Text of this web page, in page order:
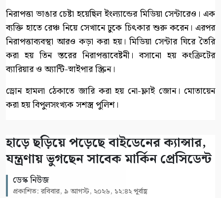
নিরাপত্তা ভাঙার চেষ্টা হয়েছিল ইংল্যান্ডের মিডিয়া সেন্টারেও। এক
ব্যক্তি হাতে রেঞ্চ নিয়ে সেখানে ঢুকে চিৎকার শুরু করেন। এরপর
নিরাপত্তাব্যবস্থা আরও কড়া করা হয়। মিডিয়া সেন্টার ঘিরে তৈরি
করা হয় তিন স্তরের নিরাপত্তাবেষ্টনী। বসানো হয় কংক্রিটের
ব্যারিয়ার ও অ্যান্টি-স্নাইপার স্ক্রিন।
ড্রোন হামলা ঠেকাতে জারি করা হয় নো-ফ্লাই জোন। মোতায়েন
করা হয় বিপুলসংখ্যক সশস্ত্র পুলিশ।
হাড়ে ছড়িয়ে পড়েছে বাইডেনের ক্যান্সার,
যন্ত্রণায় ভুগছেন সাবেক মার্কিন প্রেসিডেন্ট
ডেস্ক নিউজ
প্রকাশিত: রবিবার, ৯ আগস্ট, ২০২৬, ১২:৪২ পূর্বাহ্ণ